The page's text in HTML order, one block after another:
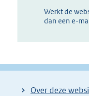
Werkt de
dan een e-
Over deze